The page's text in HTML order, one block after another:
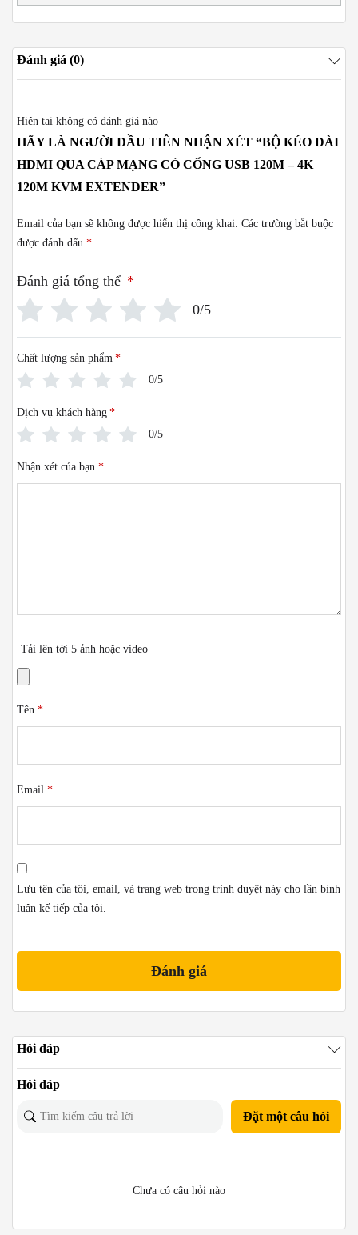
Đánh giá (0)
Hiện tại không có đánh giá nào
HÃY LÀ NGƯỜI ĐẦU TIÊN NHẬN XÉT “BỘ KÉO DÀI
HDMI QUA CÁP MẠNG CÓ CỔNG USB 120M – 4K
120M KVM EXTENDER”
Email của bạn sẽ không được hiển thị công khai. Các trường bắt buộc
được đánh dấu *
Đánh giá tổng thể *
0/5
Chất lượng sản phẩm *
0/5
Dịch vụ khách hàng *
0/5
Nhận xét của bạn *
Tải lên tới 5 ảnh hoặc video
Tên *
Email *
Lưu tên của tôi, email, và trang web trong trình duyệt này cho lần bình
luận kế tiếp của tôi.
Hỏi đáp
Hỏi đáp
Đặt một câu hỏi
Chưa có câu hỏi nào